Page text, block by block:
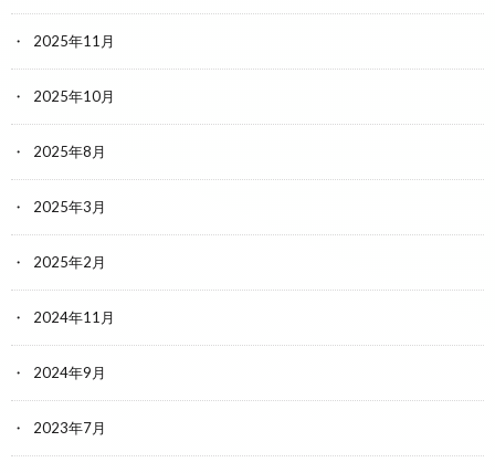
2025年11月
2025年10月
2025年8月
2025年3月
2025年2月
2024年11月
2024年9月
2023年7月